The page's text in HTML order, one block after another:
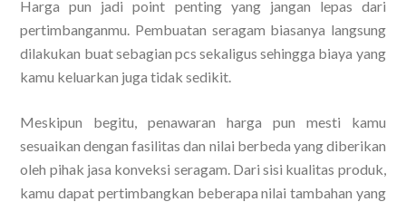
Harga pun jadi point penting yang jangan lepas dari
pertimbanganmu. Pembuatan seragam biasanya langsung
dilakukan buat sebagian pcs sekaligus sehingga biaya yang
kamu keluarkan juga tidak sedikit.
Meskipun begitu, penawaran harga pun mesti kamu
sesuaikan dengan fasilitas dan nilai berbeda yang diberikan
oleh pihak jasa konveksi seragam. Dari sisi kualitas produk,
kamu dapat pertimbangkan beberapa nilai tambahan yang